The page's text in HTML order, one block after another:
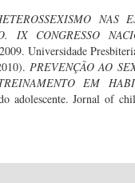
NAS
CONGRESSO
Universidade
PREVENÇÃO AO
EM
adolescente. Jornal of